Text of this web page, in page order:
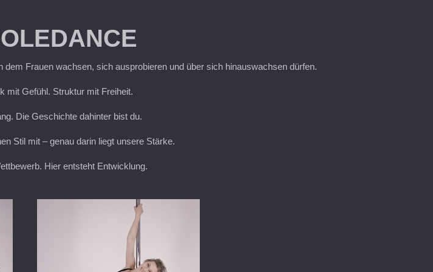
Frauen wachsen, sich ausprobieren und über sich hinauswachsen dürfen.
mit Gefühl. Struktur mit Freiheit.
Die Geschichte dahinter bist du.
Stil mit – genau darin liegt unsere Stärke.
Hier entsteht Entwicklung.